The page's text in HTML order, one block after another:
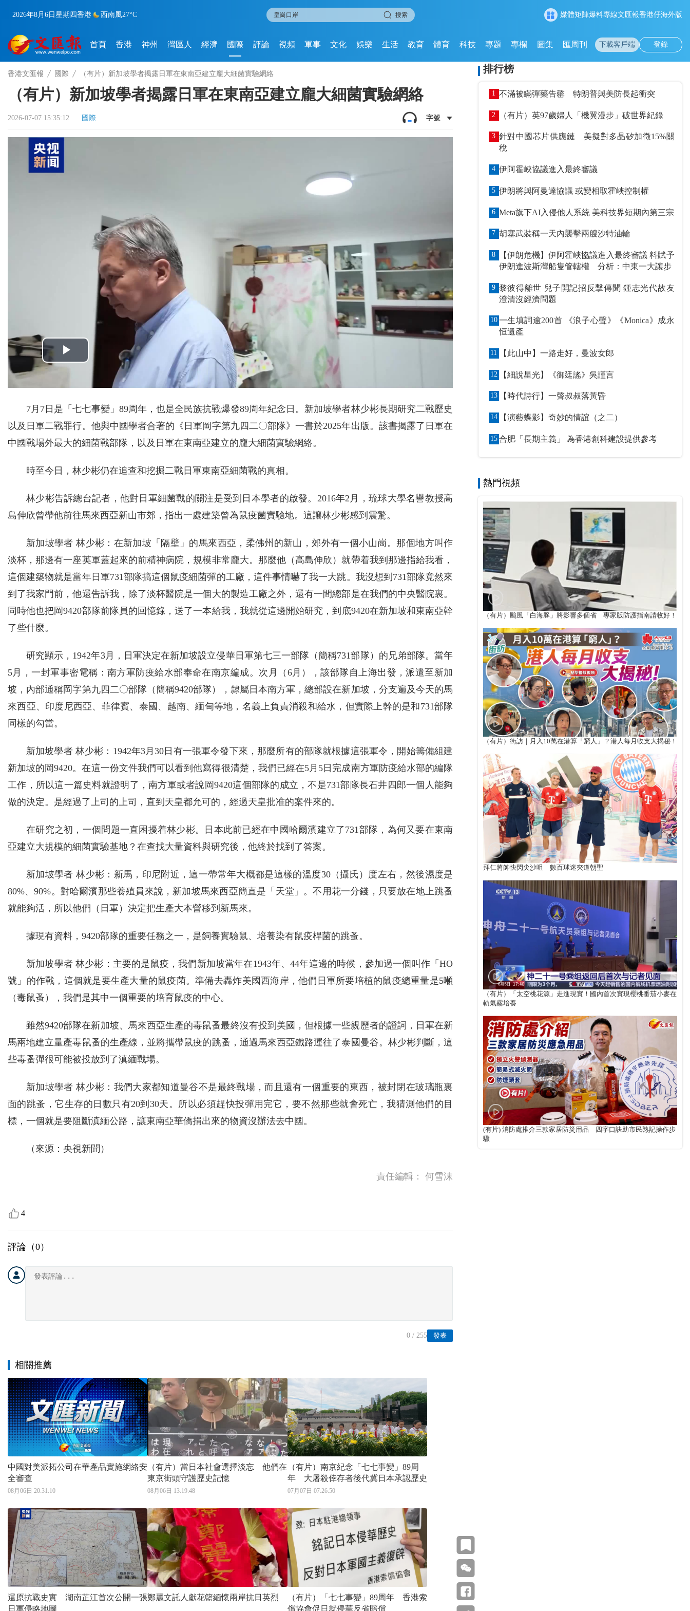
2026年8月6日 星期四香港 西南風27°C 搜索 媒體矩陣爆料專線文匯報香港仔海外版
首頁 香港 神州 灣區人 經濟 國際 評論 視頻 軍事 文化 娛樂 生活 教育 體育 科技 專題 專欄 圖集 匯周刊 下載客戶端 登錄
香港文匯報 國際 （有片）新加坡學者揭露日軍在東南亞建立龐大細菌實驗網絡
（有片）新加坡學者揭露日軍在東南亞建立龐大細菌實驗網絡
2026-07-07 15:35:12 國際 字號
7月7日是「七七事變」89周年，也是全民族抗戰爆發89周年紀念日。新加坡學者林少彬長期研究二戰歷史
以及日軍二戰罪行。他與中國學者合著的《日軍岡字第九四二〇部隊》一書於2025年出版。該書揭露了日軍在
中國戰場外最大的細菌戰部隊，以及日軍在東南亞建立的龐大細菌實驗網絡。
時至今日，林少彬仍在追查和挖掘二戰日軍東南亞細菌戰的真相。
林少彬告訴總台記者，他對日軍細菌戰的關注是受到日本學者的啟發。2016年2月，琉球大學名譽教授高
島伸欣曾帶他前往馬來西亞新山市郊，指出一處建築曾為鼠疫菌實驗地。這讓林少彬感到震驚。
新加坡學者 林少彬：在新加坡「隔壁」的馬來西亞，柔佛州的新山，郊外有一個小山崗。那個地方叫作
淡杯，那邊有一座英軍蓋起來的前精神病院，規模非常龐大。那麼他（高島伸欣）就帶着我到那邊指給我看，
這個建築物就是當年日軍731部隊搞這個鼠疫細菌彈的工廠，這件事情嚇了我一大跳。我沒想到731部隊竟然來
到了我家門前，他還告訴我，除了淡杯醫院是一個大的製造工廠之外，還有一間總部是在我們的中央醫院裏。
同時他也把岡9420部隊前隊員的回憶錄，送了一本給我，我就從這邊開始研究，到底9420在新加坡和東南亞幹
了些什麼。
研究顯示，1942年3月，日軍決定在新加坡設立侵華日軍第七三一部隊（簡稱731部隊）的兄弟部隊。當年
5月，一封軍事密電稱：南方軍防疫給水部奉命在南京編成。次月（6月），該部隊自上海出發，派遣至新加
坡，內部通稱岡字第九四二〇部隊（簡稱9420部隊），隸屬日本南方軍，總部設在新加坡，分支遍及今天的馬
來西亞、印度尼西亞、菲律賓、泰國、越南、緬甸等地，名義上負責消殺和給水，但實際上幹的是和731部隊
同樣的勾當。
新加坡學者 林少彬：1942年3月30日有一張軍令發下來，那麼所有的部隊就根據這張軍令，開始籌備組建
新加坡的岡9420。在這一份文件我們可以看到他寫得很清楚，我們已經在5月5日完成南方軍防疫給水部的編隊
工作，所以這一篇史料就證明了，南方軍或者說岡9420這個部隊的成立，不是731部隊長石井四郎一個人能夠
做的決定。是經過了上司的上司，直到天皇都允可的，經過天皇批准的案件來的。
在研究之初，一個問題一直困擾着林少彬。日本此前已經在中國哈爾濱建立了731部隊，為何又要在東南
亞建立大規模的細菌實驗基地？在查找大量資料與研究後，他終於找到了答案。
新加坡學者 林少彬：新馬，印尼附近，這一帶常年大概都是這樣的溫度30（攝氏）度左右，然後濕度是
80%、90%。對哈爾濱那些養殖員來說，新加坡馬來西亞簡直是「天堂」。不用花一分錢，只要放在地上跳蚤
就能夠活，所以他們（日軍）決定把生產大本營移到新馬來。
據現有資料，9420部隊的重要任務之一，是飼養實驗鼠、培養染有鼠疫桿菌的跳蚤。
新加坡學者 林少彬：主要的是鼠疫，我們新加坡當年在1943年、44年這邊的時候，參加過一個叫作「HO
號」的作戰，這個就是要生產大量的鼠疫菌。準備去轟炸美國西海岸，他們日軍所要培植的鼠疫總重量是5噸
（毒鼠蚤），我們是其中一個重要的培育鼠疫的中心。
雖然9420部隊在新加坡、馬來西亞生產的毒鼠蚤最終沒有投到美國，但根據一些親歷者的證詞，日軍在新
馬兩地建立量產毒鼠蚤的生產線，並將攜帶鼠疫的跳蚤，通過馬來西亞鐵路運往了泰國曼谷。林少彬判斷，這
些毒蚤彈很可能被投放到了滇緬戰場。
新加坡學者 林少彬：我們大家都知道曼谷不是最終戰場，而且還有一個重要的東西，被封閉在玻璃瓶裏
面的跳蚤，它生存的日數只有20到30天。所以必須趕快投彈用完它，要不然那些就會死亡，我猜測他們的目
標，一個就是要阻斷滇緬公路，讓東南亞華僑捐出來的物資沒辦法去中國。
（來源：央視新聞）
責任編輯： 何雪沫
4
評論（0）
發表
0 / 255
相關推薦
中國對美派拓公司在華產品實施網絡安
全審查
08月06日 20:31:10
（有片）當日本社會選擇淡忘 他們在
東京街頭守護歷史記憶
08月06日 13:19:48
（有片）南京紀念「七七事變」89周
年 大屠殺倖存者後代冀日本承認歷史
07月07日 07:26:50
還原抗戰史實 湖南芷江首次公開一張
日軍侵略地圖
鄭麗文託人獻花籃緬懷兩岸抗日英烈
（有片）「七七事變」89周年 香港索
償協會促日就侵華反省賠償
排行榜
1 不滿被瞞彈藥告罄 特朗普與美防長起衝突
2 （有片）英97歲婦人「機翼漫步」破世界紀錄
3 針對中國芯片供應鏈 美擬對多晶矽加徵15%關
稅
4 伊阿霍峽協議進入最終審議
5 伊朗將與阿曼達協議 或變相取霍峽控制權
6 Meta旗下AI入侵他人系統 美科技界短期內第三宗
7 胡塞武裝稱一天內襲擊兩艘沙特油輪
8
【伊朗危機】伊阿霍峽協議進入最終審議 料賦予
伊朗進波斯灣船隻管轄權 分析：中東一大讓步
9 黎彼得離世 兒子開記招反擊傳聞 鍾志光代故友
澄清沒經濟問題
10 一生填詞逾200首 《浪子心聲》《Monica》成永
恒遺產
11 【此山中】一路走好，曼波女郎
12 【細說星光】《御廷謠》吳謹言
13 【時代詩行】一聲叔叔落黃昏
14 【演藝蝶影】奇妙的情誼（之二）
15 合肥「長期主義」 為香港創科建設提供參考
熱門視頻
（有片）颱風「白海豚」將影響多個省 專家版防護指南請收好！
（有片）街訪｜月入10萬在港算「窮人」？港人每月收支大揭秘！
拜仁將帥快閃尖沙咀 數百球迷夾道朝聖
（有片）「太空桃花源」走進現實！國內首次實現櫻桃番茄小麥在
軌氣霧培養
(有片) 消防處推介三款家居防災用品 四字口訣助市民熟記操作步
驟